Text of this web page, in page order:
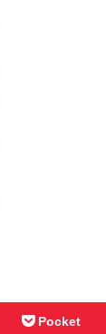
Pocket